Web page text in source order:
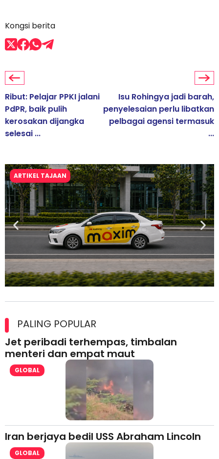
Kongsi berita
Ribut: Pelajar PPKI jalani
PdPR, baik pulih
kerosakan dijangka
selesai ...
Isu Rohingya jadi barah,
penyelesaian perlu libatkan
pelbagai agensi termasuk
...
ARTIKEL TAJAAN
lesen separuh pertama 2026
PALING POPULAR
Jet peribadi terhempas, timbalan
menteri dan empat maut
GLOBAL
Iran berjaya bedil USS Abraham Lincoln
GLOBAL